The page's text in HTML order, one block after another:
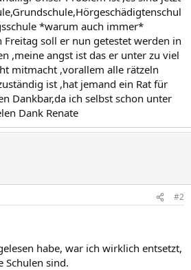
*warum auch immer*
Freitag soll er nun getestet werden in
,meine angst ist das er unter zu viel
mitmacht ,vorallem alle rätzeln
ist ,hat jemand ein Rat für
Dankbar,da ich selbst schon unter
Dank Renate
#2
habe, war ich wirklich entsetzt,
Schulen sind.